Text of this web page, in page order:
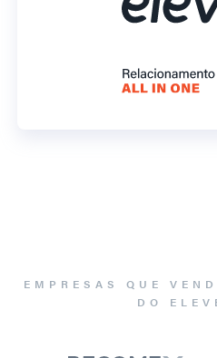
EMPRESAS QUE
DO